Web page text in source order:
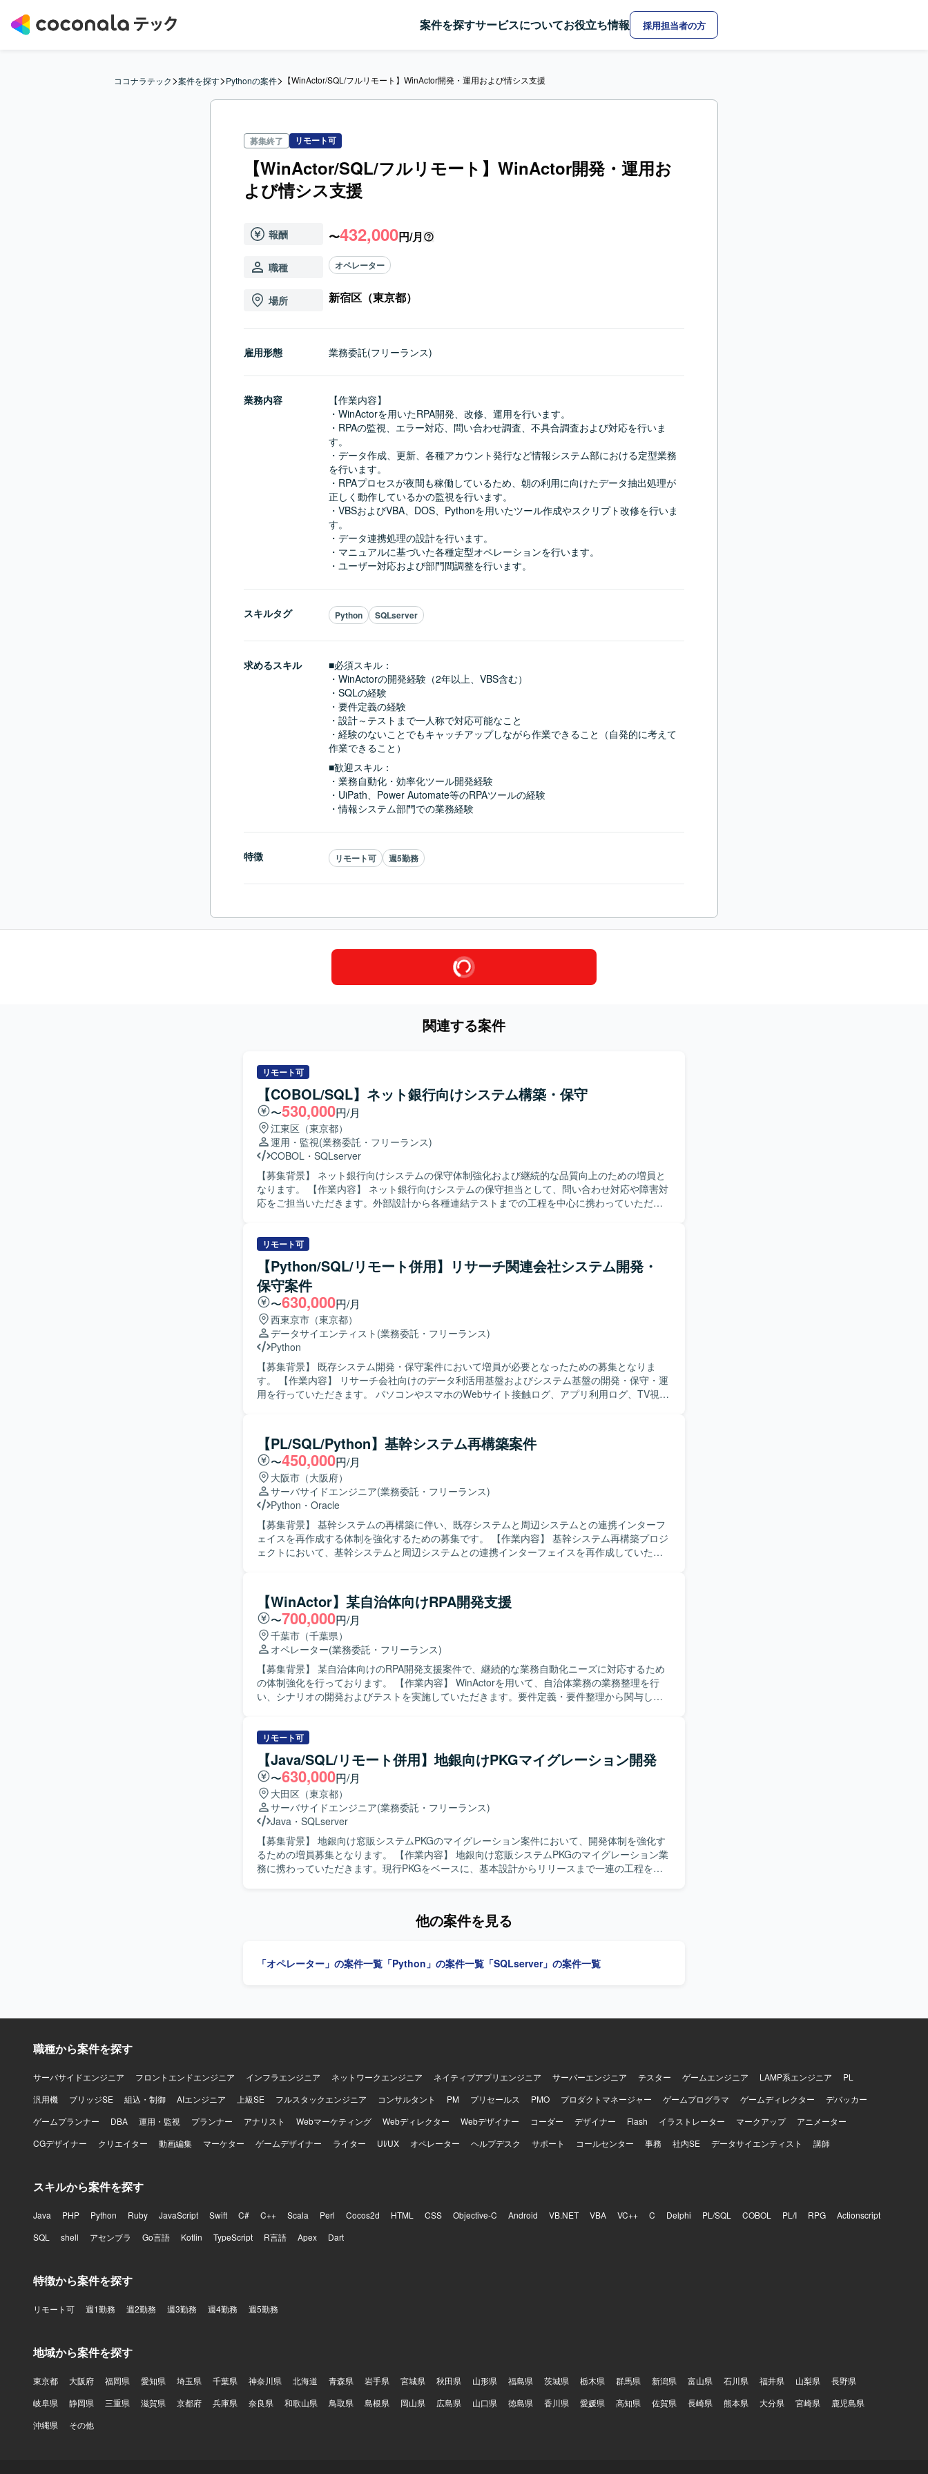
案件を探すサービスについてお役立ち情報 採用担当者の方
ココナラテック>案件を探す>Pythonの案件> 【WinActor/SQL/フルリモート】WinActor開発・運用および情シス支援
募集終了 リモート可
【WinActor/SQL/フルリモート】WinActor開発・運用お
よび情シス支援
報酬 〜432,000円/月
職種 オペレーター
場所 新宿区（東京都）
雇用形態 業務委託(フリーランス)
業務内容
【作業内容】
・WinActorを用いたRPA開発、改修、運用を行います。
・RPAの監視、エラー対応、問い合わせ調査、不具合調査および対応を行いま
す。
・データ作成、更新、各種アカウント発行など情報システム部における定型業務
を行います。
・RPAプロセスが夜間も稼働しているため、朝の利用に向けたデータ抽出処理が
正しく動作しているかの監視を行います。
・VBSおよびVBA、DOS、Pythonを用いたツール作成やスクリプト改修を行いま
す。
・データ連携処理の設計を行います。
・マニュアルに基づいた各種定型オペレーションを行います。
・ユーザー対応および部門間調整を行います。
スキルタグ Python SQLserver
求めるスキル
■必須スキル：
・WinActorの開発経験（2年以上、VBS含む）
・SQLの経験
・要件定義の経験
・設計～テストまで一人称で対応可能なこと
・経験のないことでもキャッチアップしながら作業できること（自発的に考えて
作業できること）
■歓迎スキル：
・業務自動化・効率化ツール開発経験
・UiPath、Power Automate等のRPAツールの経験
・情報システム部門での業務経験
特徴 リモート可 週5勤務
関連する案件
リモート可
【COBOL/SQL】ネット銀行向けシステム構築・保守
〜530,000円/月
江東区（東京都）
運用・監視(業務委託・フリーランス)
COBOL ・ SQLserver
【募集背景】 ネット銀行向けシステムの保守体制強化および継続的な品質向上のための増員と
なります。 【作業内容】 ネット銀行向けシステムの保守担当として、問い合わせ対応や障害対
応をご担当いただきます。外部設計から各種連結テストまでの工程を中心に携わっていただ
ながら円滑に業務を進めていただける方を求めています。テレワーク環境下でも積極的に情報
共有を行い、自ら考えて行動し、課題に対して粘り強く取り組める方が望ましいです。 【ポジ
ションの魅力】 ネット銀行向けのシステム保守を通じて、金融業界特有の業務知識や大規模シ
ステムの運用・保守ノウハウを身につけることができます。オフショアチームとの協業を通じ
て、ドキュメント作成やコミュニケーションスキルも磨くことができ、上流工程からテスト工
程まで幅広い経験を積むことができます。 【開発環境】 COBOLおよびSQLを用いたネット銀
行向けシステムの保守開発環境となります。
リモート可
【Python/SQL/リモート併用】リサーチ関連会社システム開発・
保守案件
〜630,000円/月
西東京市（東京都）
データサイエンティスト (業務委託・フリーランス)
Python
【募集背景】 既存システム開発・保守案件において増員が必要となったための募集となりま
す。 【作業内容】 リサーチ会社向けのデータ利活用基盤およびシステム基盤の開発・保守・運
用を行っていただきます。 パソコンやスマホのWebサイト接触ログ、アプリ利用ログ、TV視聴
【求める人物像】 ログデータや大量データの取り扱いに興味を持ち、主体的に学習しながら業
務に取り組んでいただける方を求めています。 チームメンバーと協調しながらコミュニケーシ
ョンを取り、自ら課題を発見し解決に向けて動ける方を歓迎いたします。 【ポジションの魅
力】 多様なログデータを用いたデータ利活用基盤の開発に携わることで、データ解析やデータ
基盤構築のスキルを高めていただけます。 WEBアプリケーション開発とデータ処理の双方に関
わることで、バックエンド開発とデータエンジニアリングの経験を幅広く積むことができま
す。 【開発環境】 PythonおよびSQLを用いたデータ処理・解析環境と、各種DWH製品やBIツ
ールを組み合わせたデータ利活用基盤が想定されています。
【PL/SQL/Python】基幹システム再構築案件
〜450,000円/月
大阪市（大阪府）
サーバサイドエンジニア(業務委託・フリーランス)
Python ・ Oracle
【募集背景】 基幹システムの再構築に伴い、既存システムと周辺システムとの連携インターフ
ェイスを再作成する体制を強化するための募集です。 【作業内容】 基幹システム再構築プロジ
ェクトにおいて、基幹システムと周辺システムとの連携インターフェイスを再作成していただ
がら、関係者と円滑にコミュニケーションを取りつつ業務を進めていただける方が望ましいで
す。 【ポジションの魅力】 基幹システムの再構築という大規模なプロジェクトに参画し、周辺
システムとの連携インターフェイス再構築を通じて上流からテストまで一連の工程に携わるこ
とができます。長期的な参画を見据えた環境で、経験を蓄積しながらスキルアップを図ってい
ただけます。 【開発環境】 Informatica、HULFT、PL/SQL、Python、Oracleを利用した環境で
の開発となります。
【WinActor】某自治体向けRPA開発支援
〜700,000円/月
千葉市（千葉県）
オペレーター(業務委託・フリーランス)
【募集背景】 某自治体向けのRPA開発支援案件で、継続的な業務自動化ニーズに対応するため
の体制強化を行っております。 【作業内容】 WinActorを用いて、自治体業務の業務整理を行
い、シナリオの開発およびテストを実施していただきます。要件定義・要件整理から関与し、
に柔軟に対応しながら、自ら業務内容を整理しRPA化の方針を検討できる方を求めておりま
す。関係者とコミュニケーションを取りながら、責任感を持ってシナリオ開発とテストを進め
ていただける方が望ましいです。 【ポジションの魅力】 自治体向け業務において、RPAを通じ
た業務効率化に直接貢献できる案件です。要件整理からテストまで一貫して携わることで、業
務理解とRPA開発スキルの双方を高めていただけます。 【開発環境】 WinActor ver.7を利用し
てRPAのシナリオ開発およびテストを行っていただきます。
リモート可
【Java/SQL/リモート併用】地銀向けPKGマイグレーション開発
〜630,000円/月
大田区（東京都）
サーバサイドエンジニア(業務委託・フリーランス)
Java ・ SQLserver
【募集背景】 地銀向け窓販システムPKGのマイグレーション案件において、開発体制を強化す
るための増員募集となります。 【作業内容】 地銀向け窓販システムPKGのマイグレーション業
務に携わっていただきます。現行PKGをベースに、基本設計からリリースまで一連の工程をご
身で調査・判断しつつ開発を進められる方、チームメンバーと円滑にコミュニケーションを取
できるため、金融業務やPKG開発に関する知識を深めることができます。長期的なマイグレー
他の案件を見る
「オペレーター」の案件一覧 「Python」の案件一覧 「SQLserver」の案件一覧
職種から案件を探す
サーバサイドエンジニア フロントエンドエンジニア インフラエンジニア ネットワークエンジニア ネイティブアプリエンジニア サーバーエンジニア テスター ゲームエンジニア LAMP系エンジニア
PL
汎用機
ブリッジSE 組込・制御 AIエンジニア 上級SE フルスタックエンジニア コンサルタント PM プリセールス PMO プロダクトマネージャー ゲームプログラマ ゲームディレクター
デバッカー
ゲームプランナー
DBA 運用・監視 プランナー アナリスト Webマーケティング Webディレクター Webデザイナー コーダー デザイナー Flash イラストレーター マークアップ
アニメーター
CGデザイナー
クリエイター 動画編集 マーケター ゲームデザイナー ライター UI/UX オペレーター ヘルプデスク サポート コールセンター 事務 社内SE データサイエンティスト 講師
スキルから案件を探す
Java PHP Python Ruby JavaScript Swift C# C++ Scala Perl Cocos2d HTML CSS Objective-C Android VB.NET VBA VC++ C Delphi PL/SQL COBOL PL/I RPG
Actionscript
SQL
shell アセンブラ Go言語 Kotlin TypeScript R言語 Apex Dart
特徴から案件を探す
リモート可 週1勤務 週2勤務 週3勤務 週4勤務 週5勤務
地域から案件を探す
東京都 大阪府 福岡県 愛知県 埼玉県 千葉県 神奈川県 北海道 青森県 岩手県 宮城県 秋田県 山形県 福島県 茨城県 栃木県 群馬県 新潟県 富山県 石川県 福井県 山梨県
長野県
岐阜県
静岡県 三重県 滋賀県 京都府 兵庫県 奈良県 和歌山県 鳥取県 島根県 岡山県 広島県 山口県 徳島県 香川県 愛媛県 高知県 佐賀県 長崎県 熊本県 大分県 宮崎県
鹿児島県
沖縄県
その他